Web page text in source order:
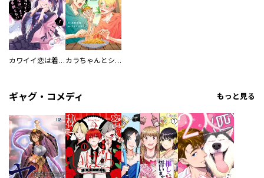
カワイイ恋は着飾らない カラちゃんとシトーさんと、 【分冊版】
ギャグ・コメディ もっと見る